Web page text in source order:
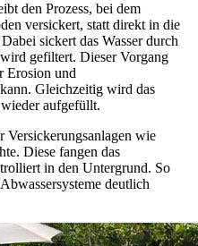
den Prozess, bei dem
versickert, statt direkt in die
sickert das Wasser durch
gefiltert. Dieser Vorgang
Erosion und
Gleichzeitig wird das
aufgefüllt.
Versickerungsanlagen wie
Diese fangen das
in den Untergrund. So
deutlich